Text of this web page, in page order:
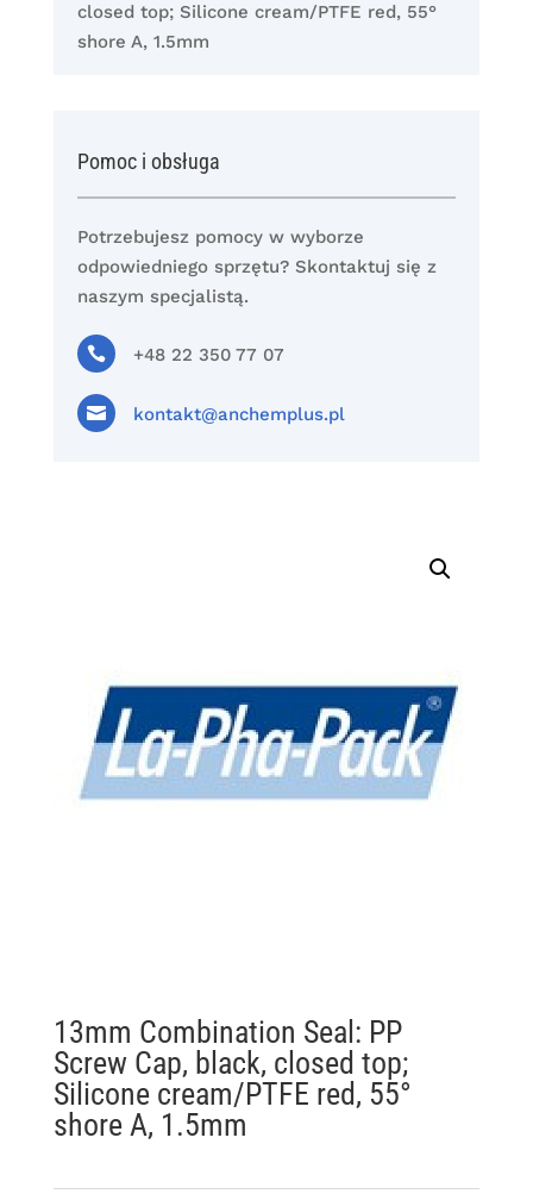
closed top; Silicone cream/PTFE red, 55°
shore A, 1.5mm
Pomoc i obsługa
Potrzebujesz pomocy w wyborze
odpowiedniego sprzętu? Skontaktuj się z
naszym specjalistą.
 +48 22 350 77 07
 kontakt@anchemplus.pl
13mm Combination Seal: PP
Screw Cap, black, closed top;
Silicone cream/PTFE red, 55°
shore A, 1.5mm